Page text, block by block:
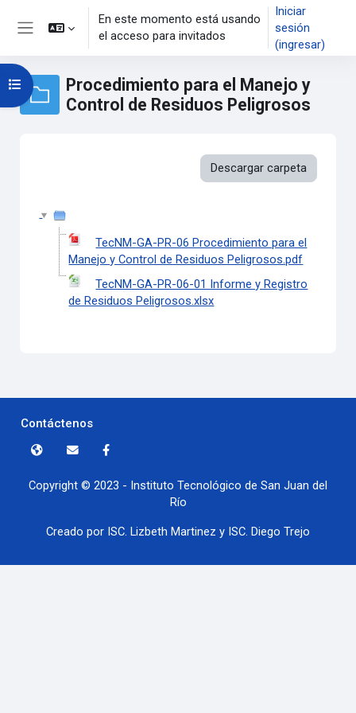
Saltar al contenido principal
En este momento está usando
el acceso para invitados
Iniciar
sesión
(ingresar)
Procedimiento para el Manejo y
Control de Residuos Peligrosos
Abrir índice del curso
Descargar carpeta
TecNM-GA-PR-06 Procedimiento para el
Manejo y Control de Residuos Peligrosos.pdf
TecNM-GA-PR-06-01 Informe y Registro
de Residuos Peligrosos.xlsx
Contáctenos
Copyright © 2023 - Instituto Tecnológico de San Juan del
Río
Creado por ISC. Lizbeth Martinez y ISC. Diego Trejo